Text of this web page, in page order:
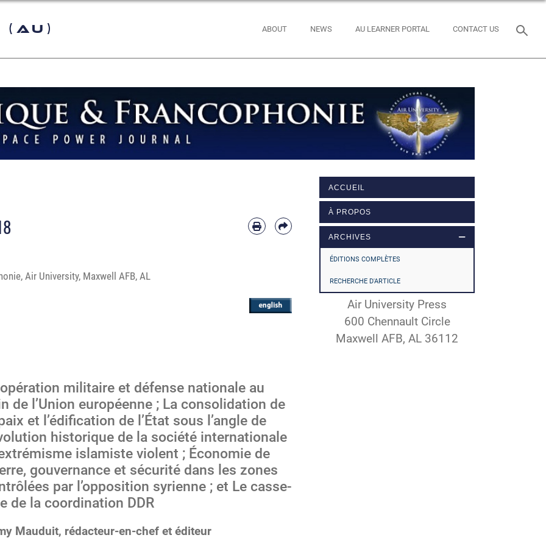
ABOUT NEWS AU LEARNER PORTAL CONTACT US
Air University, Maxwell AFB, AL
militaire et défense nationale au
de l’Union européenne ; La consolidation de
et l’édification de l’État sous l’angle de
historique de la société internationale
islamiste violent ; Économie de
gouvernance et sécurité dans les zones
par l’opposition syrienne ; et Le casse-
de la coordination DDR
Mauduit, rédacteur-en-chef et éditeur
ACCUEIL
À PROPOS
ARCHIVES
ÉDITIONS COMPLÈTES
RECHERCHE D'ARTICLE
Air University Press
600 Chennault Circle
Maxwell AFB, AL 36112